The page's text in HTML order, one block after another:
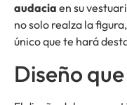
audacia en su
no solo realza la
único que te hará
Diseño